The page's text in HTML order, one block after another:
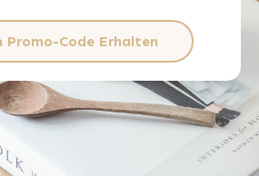
Promo-Code Erhalten